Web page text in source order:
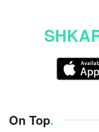
On Top.